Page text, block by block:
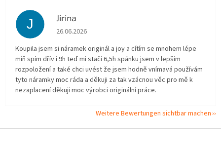
J Jirina
Die Shop-Bewertung beträgt 5 von 5 Sternen.
26.06.2026
Koupila jsem si náramek originál a joy a cítím se mnohem lépe
míň spím dřív i 9h teď mi stačí 6,5h spánku jsem v lepším
rozpoložení a také chci uvést že jsem hodně vnímavá používám
tyto náramky moc ráda a děkuji za tak vzácnou věc pro mě k
nezaplacení děkuji moc výrobci originální práce.
Weitere Bewertungen sichtbar machen